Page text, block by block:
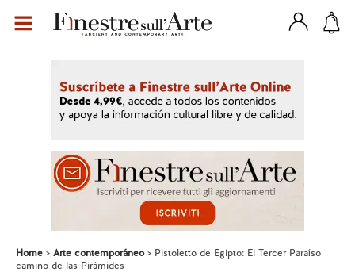
Home Arte contemporáneo
Pistoletto de Egipto: El Tercer Paraíso
camino de las Pirámides